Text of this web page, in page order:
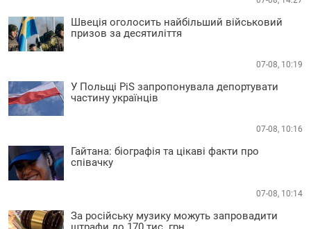
Швеція оголосить найбільший військовий
призов за десятиліття
07-08, 10:19
У Польщі PiS запропонувала депортувати
частину українців
07-08, 10:16
Гайтана: біографія та цікаві факти про
співачку
07-08, 10:14
За російську музику можуть запровадити